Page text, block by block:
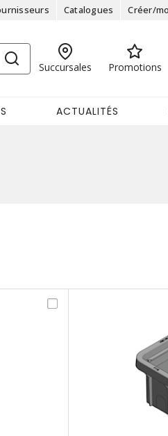
Catalogues Créer/
Succursales Promotions
ACTUALITÉS